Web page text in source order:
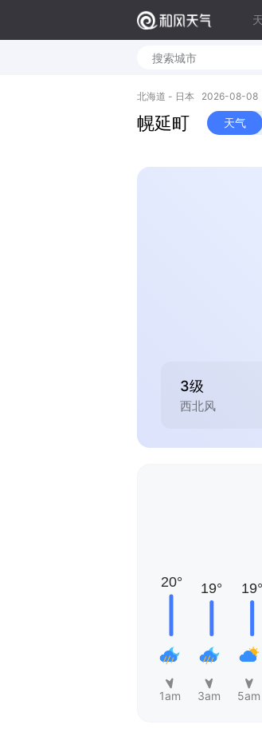
北海道 - 日本 2026-08-08
幌延町 天气
3级
西北风
1am 3am 5am